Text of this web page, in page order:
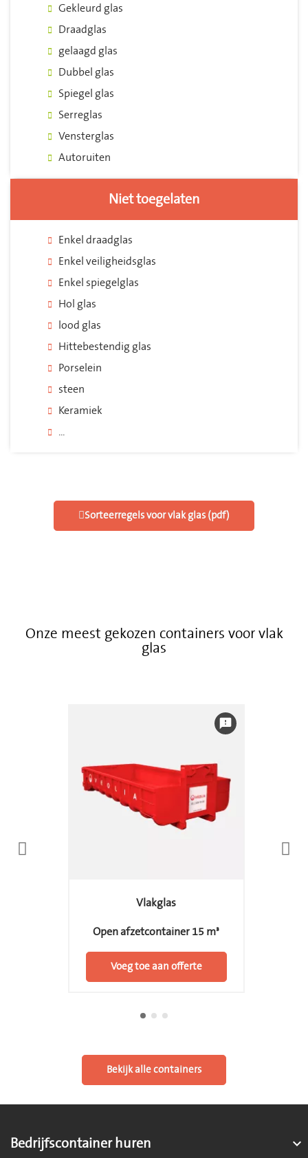
Gekleurd glas
Draadglas
gelaagd glas
Dubbel glas
Spiegel glas
Serreglas
Vensterglas
Autoruiten
Niet toegelaten
Enkel draadglas
Enkel veiligheidsglas
Enkel spiegelglas
Hol glas
lood glas
Hittebestendig glas
Porselein
steen
Keramiek
...
Sorteerregels voor vlak glas (pdf)
Onze meest gekozen containers voor vlak
glas
feedback
Vlakglas
Open afzetcontainer 15 m³
Voeg toe aan offerte
Bekijk alle containers
Bedrijfscontainer huren 